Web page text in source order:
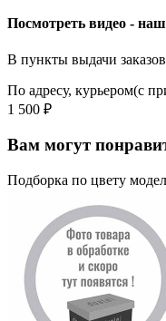
Посмотреть видео -
В пункты выдачи
По адресу, курьером(с
1 500 ₽
Вам могут
Подборка по цвету